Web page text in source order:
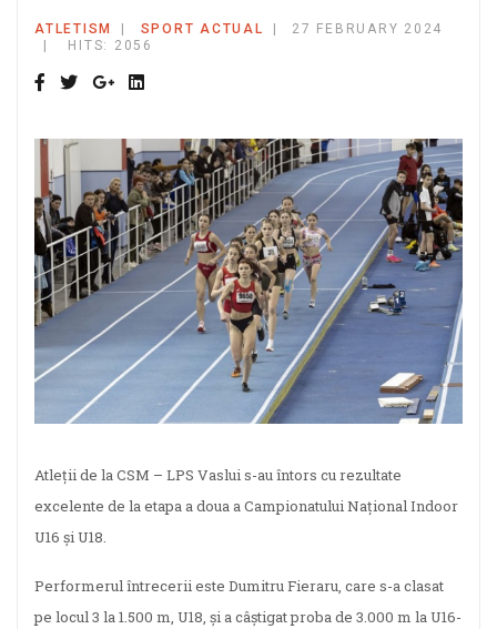
ATLETISM SPORT ACTUAL
27 FEBRUARY 2024
HITS: 2056
Atleții de la CSM – LPS Vaslui s-au întors cu rezultate
excelente de la etapa a doua a Campionatului Național Indoor
U16 și U18.
Performerul întrecerii este Dumitru Fieraru, care s-a clasat
pe locul 3 la 1.500 m, U18, și a câștigat proba de 3.000 m la U16-